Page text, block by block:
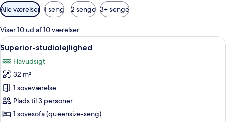
Tilgængelige
filtre
for
værelser
Alle værelser 1 seng 2 senge 3+ senge
Viser 10 ud af 10 værelser
Indlæs
alle
billeder
af
Superior-
studiolejlighed
Superior-studiolejlighed |
2
Superior-studiolejlighed
Havudsigt
32 m²
1 soveværelse
Plads til 3 personer
1 sovesofa (queensize-seng)